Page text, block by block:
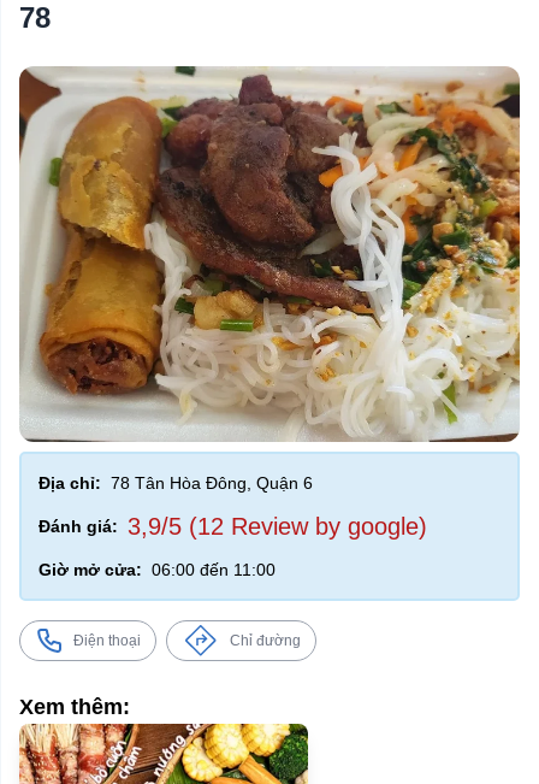
78
Địa chỉ: 78 Tân Hòa Đông, Quận 6
Đánh giá: 3,9/5 (12 Review by google)
Giờ mở cửa: 06:00 đến 11:00
Điện thoại Chỉ đường
Xem thêm: